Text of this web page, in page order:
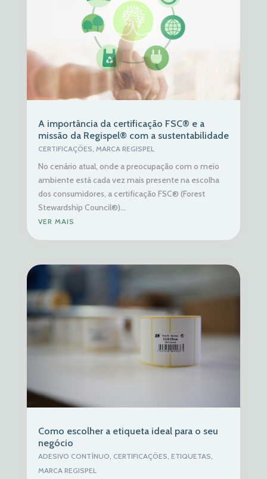
A importância da certificação FSC® e a
missão da Regispel® com a sustentabilidade
CERTIFICAÇÕES, MARCA REGISPEL
No cenário atual, onde a preocupação com o meio
ambiente está cada vez mais presente na escolha
dos consumidores, a certificação FSC® (Forest
Stewardship Council®)...
VER MAIS
Como escolher a etiqueta ideal para o seu
negócio
ADESIVO CONTÍNUO CERTIFICAÇÕES ETIQUETAS
MARCA REGISPEL